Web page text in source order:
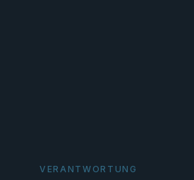
VERANTWORTUNG